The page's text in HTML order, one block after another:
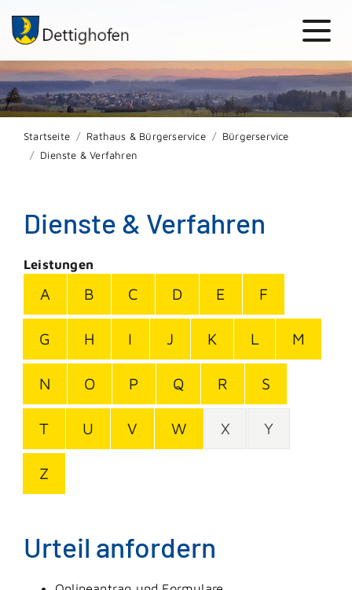
Startseite Rathaus & Bürgerservice
Bürgerservice
Dienste & Verfahren
Dienste & Verfahren
Leistungen
A B C D E F
G H I J K L M
N O P Q R S
T U V W X Y
Z
Urteil anfordern